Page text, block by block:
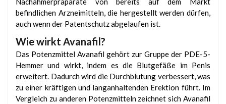
befindlichen Arzneimitteln, die hergestellt werden dürfen,
auch wenn der Patentschutz abgelaufen ist.
Wie wirkt Avanafil?
Das Potenzmittel Avanafil gehört zur Gruppe der PDE-5-
Hemmer und wirkt, indem es die Blutgefäße im Penis
erweitert. Dadurch wird die Durchblutung verbessert, was
zu einer kräftigen und langanhaltenden Erektion führt. Im
Vergleich zu anderen Potenzmitteln zeichnet sich Avanafil